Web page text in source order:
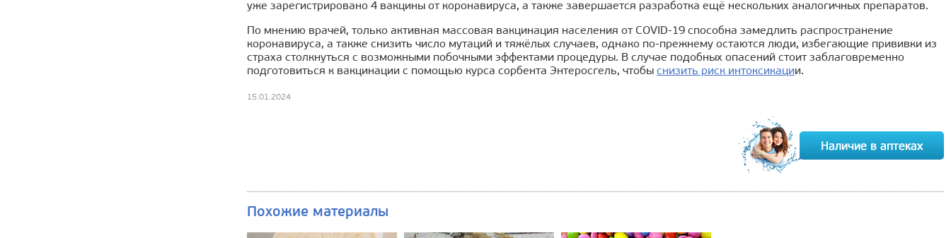
уже зарегистрировано 4 вакцины от коронавируса, а также завершается разработка ещё нескольких аналогичных препаратов.
По мнению врачей, только активная массовая вакцинация населения от COVID-19 способна замедлить распространение
коронавируса, а также снизить число мутаций и тяжёлых случаев, однако по-прежнему остаются люди, избегающие прививки из
страха столкнуться с возможными побочными эффектами процедуры. В случае подобных опасений стоит заблаговременно
подготовиться к вакцинации с помощью курса сорбента Энтеросгель, чтобы снизить риск интоксикации.
15.01.2024
Похожие материалы